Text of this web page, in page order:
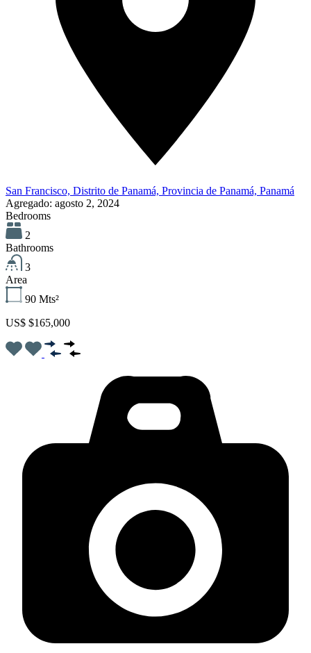
San Francisco, Distrito de Panamá, Provincia de Panamá, Panamá
Agregado: agosto 2, 2024
Bedrooms
2
Bathrooms
3
Area
90 Mts²
US$ $165,000